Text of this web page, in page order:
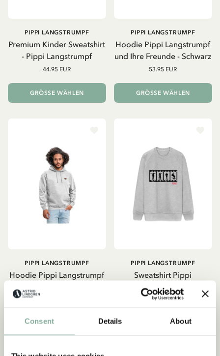
Consent Details About
Premium Kinder Sweatshirt
- Pippi Langstrumpf
PIPPI LANGSTRUMPF
44.95 EUR
GRÖSSE WÄHLEN
Hoodie Pippi Langstrumpf
und Ihre Freunde - Schwarz
PIPPI LANGSTRUMPF
53.95 EUR
GRÖSSE WÄHLEN
Hoodie Pippi Langstrumpf
PIPPI LANGSTRUMPF
GRÖSSE WÄHLEN
Sweatshirt Pippi
Langstrumpf - Filmstreifen
PIPPI LANGSTRUMPF
74.95 EUR
GRÖSSE WÄHLEN